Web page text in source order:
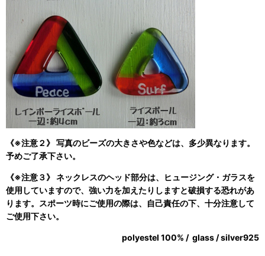
《※注意２》 写真のビーズの大きさや色などは、多少異なります。
予めご了承下さい。
《※注意３》 ネックレスのヘッド部分は、ヒュージング・ガラスを
使用していますので、強い力を加えたりしますと破損する恐れがあ
ります。スポーツ時にご使用の際は、自己責任の下、十分注意して
ご使用下さい。
polyestel 100% / glass / silver925